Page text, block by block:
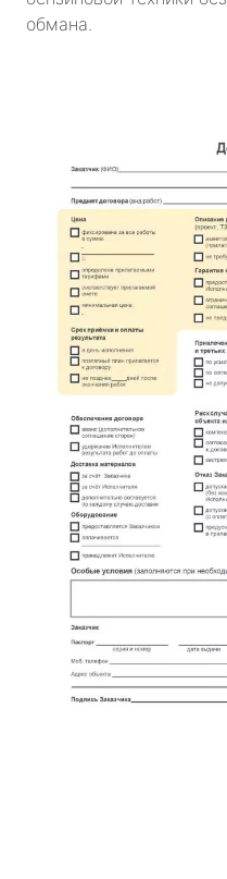
обмана.